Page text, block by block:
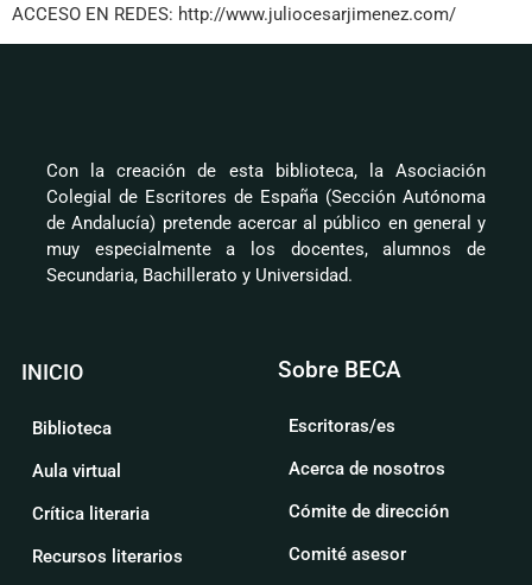
ACCESO EN REDES: http://www.juliocesarjimenez.com/
Con la creación de esta biblioteca, la Asociación
Colegial de Escritores de España (Sección Autónoma
de Andalucía) pretende acercar al público en general y
muy especialmente a los docentes, alumnos de
Secundaria, Bachillerato y Universidad.
INICIO
Biblioteca
Aula virtual
Crítica literaria
Recursos literarios
Sobre BECA
Escritoras/es
Acerca de nosotros
Cómite de dirección
Comité asesor